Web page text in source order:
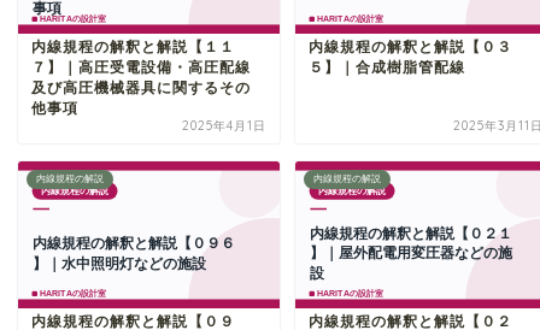
内線規程の解釈と解説【１１
７】｜高圧受電設備・高圧配線
及び高圧機械器具に関するその
他事項
2025年4月1日
内線規程の解釈と解説【０３
５】｜合成樹脂管配線
2025年3月11
内線規程の解説
内線規程の解釈と解説【０９
内線規程の解説
内線規程の解釈と解説【０２